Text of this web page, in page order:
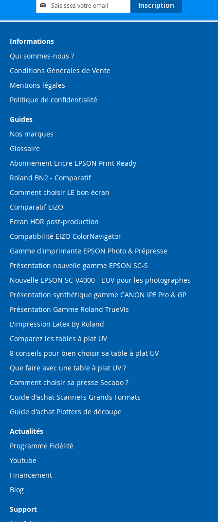
à
notre
d’information
Inscription
Informations
Qui sommes-nous ?
Conditions Générales de Vente
Mentions légales
Politique de confidentialité
Guides
Nos marques
Glossaire
Abonnement Encre EPSON Print Ready
Roland BN2 - Comparatif
Comment choisir LE bon écran
Comparatif EIZO
Ecran HDR post-production
Compatibilité EIZO ColorNavigator
Gamme d'imprimante EPSON Photo & Prépresse
Présentation nouvelle gamme EPSON SC-S
Nouvelle EPSON SC-V4000 - L'UV pour les photographes
Présentation synthétique gamme CANON IPF Pro & GP
Présentation Gamme Roland TrueVis
L'impression Latex By Roland
Comparez les tables à plat UV
8 conseils pour bien choisir sa table à plat UV
Que faire avec une table à plat UV ?
Comment choisir sa presse Secabo ?
Guide d'achat Scanners Grands Formats
Guide d'achat Plotters de découpe
Actualités
Programme Fidélité
Youtube
Financement
Blog
Support